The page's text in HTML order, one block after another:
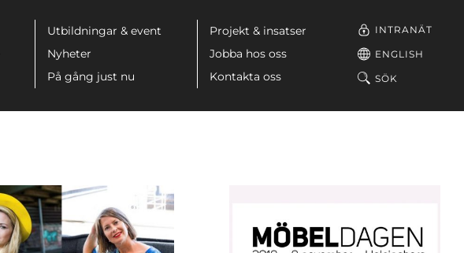
Utbildningar & event
Nyheter
På gång just nu
Projekt & insatser
Jobba hos oss
Kontakta oss
INTRANÄT
ENGLISH
SÖK